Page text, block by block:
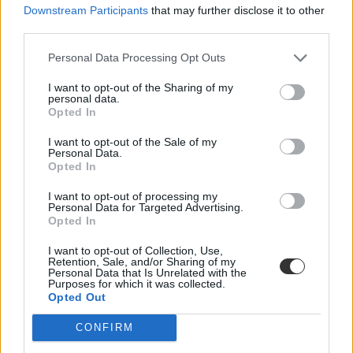
Downstream Participants that may further disclose it to other
Personal Data Processing Opt Outs
I want to opt-out of the Sharing of my
personal data.
Opted In
I want to opt-out of the Sale of my
Personal Data.
Opted In
I want to opt-out of processing my
Personal Data for Targeted Advertising.
Opted In
I want to opt-out of Collection, Use,
Retention, Sale, and/or Sharing of my
Personal Data that Is Unrelated with the
Purposes for which it was collected.
Opted Out
CONFIRM
gyermekvédelem
Szülői Hang